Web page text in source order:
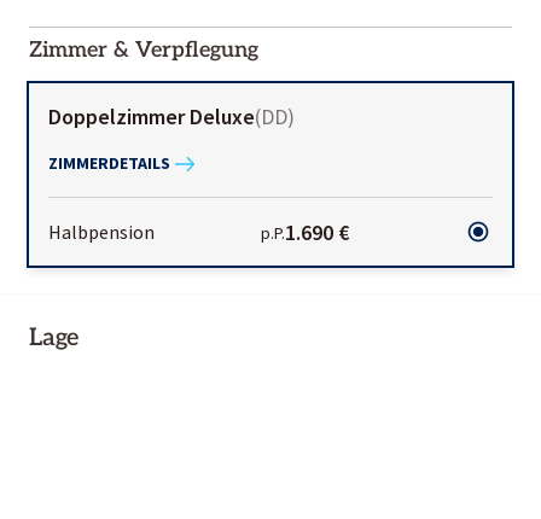
01-02
Zimmer & Verpflegung
Doppelzimmer Deluxe(DD)
ZIMMERDETAILS
Halbpension p.P.1.690 €
Lage